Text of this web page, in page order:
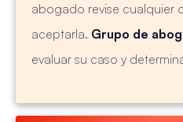
abogado revise cualquier
aceptarla. Grupo de
evaluar su caso y